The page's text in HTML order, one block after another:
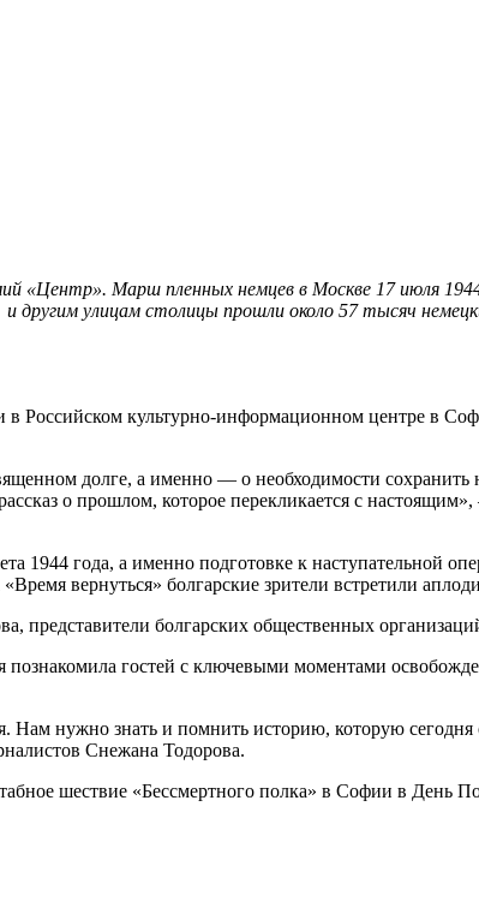
«Центр». Марш пленных немцев в Москве 17 июля
и другим улицам столицы прошли около 57 тысяч
Российском культурно-информационном центре в
долге, а именно — о необходимости сохранить
о прошлом, которое перекликается с
1944 года, а именно подготовке к наступательной
вернуться» болгарские зрители встретили
представители болгарских общественных
гостей с ключевыми моментами
Нам нужно знать и помнить историю, которую сегодня
Снежана Тодорова.
шествие «Бессмертного полка» в Софии в День